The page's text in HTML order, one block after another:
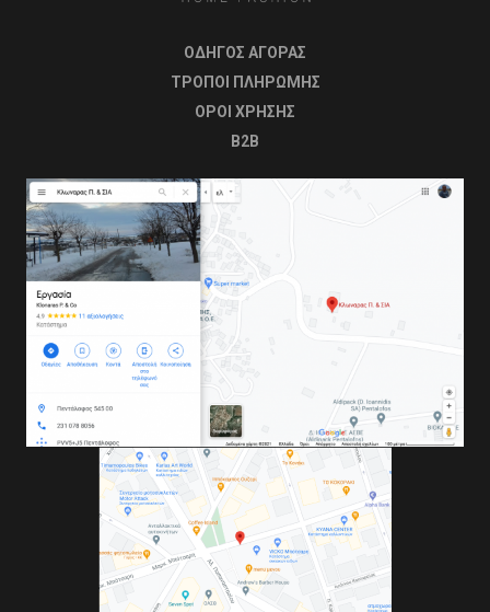
ΟΔΗΓΟΣ ΑΓΟΡΑΣ
ΤΡΟΠΟΙ ΠΛΗΡΩΜΗΣ
OΡΟΙ ΧΡΗΣΗΣ
B2B